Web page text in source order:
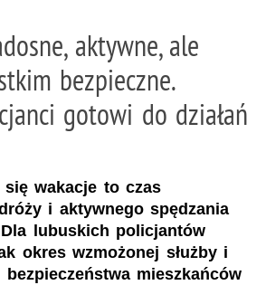
aktywne, ale
bezpieczne.
gotowi do działań
się wakacje to czas
i aktywnego spędzania
lubuskich policjantów
okres wzmożonej służby i
bezpieczeństwa mieszkańców